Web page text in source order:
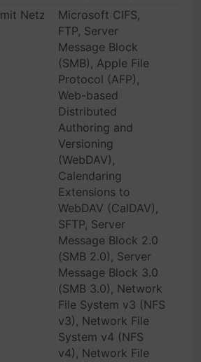
Netzwerk-Services
Microsoft CIFS,
FTP, Server
Message Block
(SMB), Apple File
Protocol (AFP),
Web-based
Distributed
Authoring and
Versioning
(WebDAV),
Calendaring
Extensions to
WebDAV (CalDAV),
SFTP, Server
Message Block 2.0
(SMB 2.0), Server
Message Block 3.0
(SMB 3.0), Network
File System v3 (NFS
v3), Network File
System v4 (NFS
v4), Network File